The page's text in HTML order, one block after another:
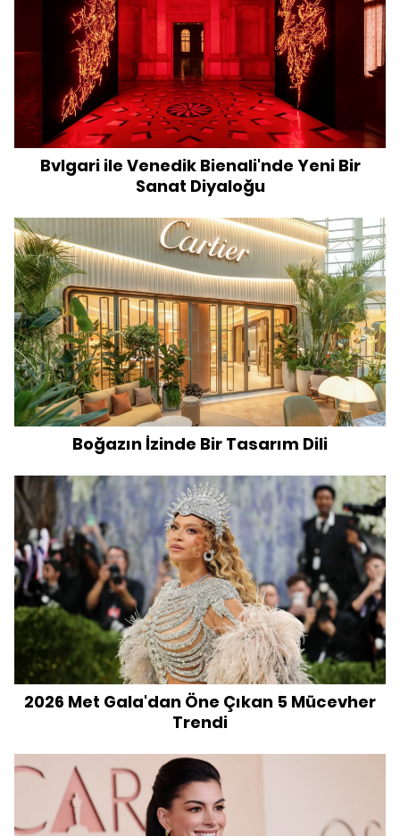
Bvlgari ile Venedik Bienali'nde Yeni Bir
Sanat Diyaloğu
Boğazın İzinde Bir Tasarım Dili
2026 Met Gala'dan Öne Çıkan 5 Mücevher
Trendi